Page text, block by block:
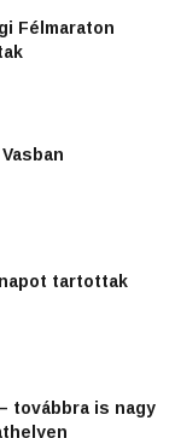
Félmaraton
tartottak
továbbra is nagy